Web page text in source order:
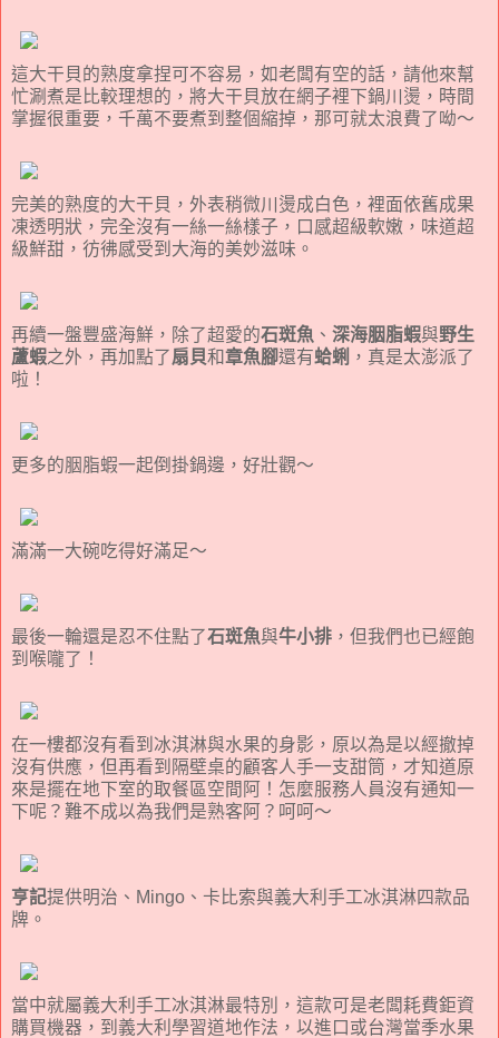
這大干貝的熟度拿捏可不容易，如老闆有空的話，請他來幫
忙涮煮是比較理想的，將大干貝放在網子裡下鍋川燙，時間
掌握很重要，千萬不要煮到整個縮掉，那可就太浪費了呦～
完美的熟度的大干貝，外表稍微川燙成白色，裡面依舊成果
凍透明狀，完全沒有一絲一絲樣子，口感超級軟嫩，味道超
級鮮甜，彷彿感受到大海的美妙滋味。
再續一盤豐盛海鮮，除了超愛的石斑魚 、 深海胭脂蝦與野生
蘆蝦之外，再加點了扇貝和章魚腳還有蛤蜊 ，真是太澎派了
啦！
更多的胭脂蝦一起倒掛鍋邊，好壯觀～
滿滿一大碗吃得好滿足～
最後一輪還是忍不住點了石斑魚與牛小排 ，但我們也已經飽
到喉嚨了！
在一樓都沒有看到冰淇淋與水果的身影，原以為是以經撤掉
沒有供應，但再看到隔壁桌的顧客人手一支甜筒，才知道原
來是擺在地下室的取餐區空間阿！怎麼服務人員沒有通知一
下呢？難不成以為我們是熟客阿？呵呵～
亨記提供明治、Mingo、卡比索與義大利手工冰淇淋四款品
牌。
當中就屬義大利手工冰淇淋最特別，這款可是老闆耗費鉅資
購買機器，到義大利學習道地作法，以進口或台灣當季水果